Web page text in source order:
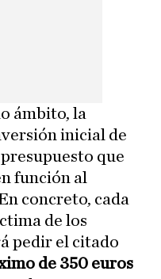
ámbito, la
inicial de
presupuesto que
función al
concreto, cada
de los
pedir el citado
de 350 euros